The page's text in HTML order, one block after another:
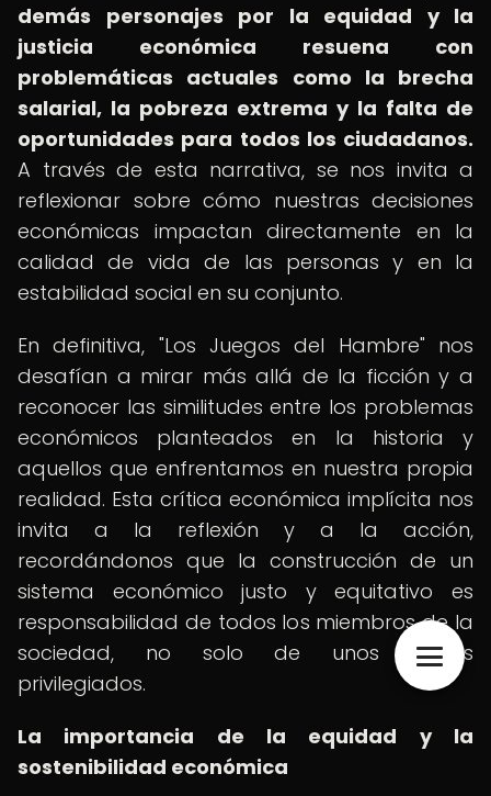
demás personajes por la equidad y la
justicia económica resuena con
problemáticas actuales como la brecha
salarial, la pobreza extrema y la falta de
oportunidades para todos los ciudadanos.
A través de esta narrativa, se nos invita a
reflexionar sobre cómo nuestras decisiones
económicas impactan directamente en la
calidad de vida de las personas y en la
estabilidad social en su conjunto.
En definitiva, "Los Juegos del Hambre" nos
desafían a mirar más allá de la ficción y a
reconocer las similitudes entre los problemas
económicos planteados en la historia y
aquellos que enfrentamos en nuestra propia
realidad. Esta crítica económica implícita nos
invita a la reflexión y a la acción,
recordándonos que la construcción de un
sistema económico justo y equitativo es
responsabilidad de todos los miembros de la
sociedad, no solo de unos pocos
privilegiados.
La importancia de la equidad y la
sostenibilidad económica